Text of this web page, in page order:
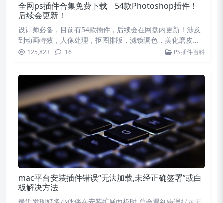
全网ps插件合集免费下载！54款Photoshop插件！
后续会更新！
设计师必备，目前有54款插件，后续会在网盘内更新！涉及
到动画特效，人像处理，抠图排版，滤镜调色，美化磨皮等
等 …125,823 16 PS插件百科
mac平台安装插件错误“无法加载,未经正确签署”或白
板解决方法